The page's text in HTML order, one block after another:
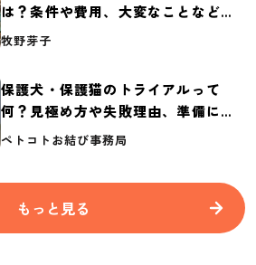
は？条件や費用、大変なことなど紹
介
牧野芽子
保護犬・保護猫のトライアルって
何？見極め方や失敗理由、準備に必
要なものを紹介
ペトコトお結び事務局
もっと見る